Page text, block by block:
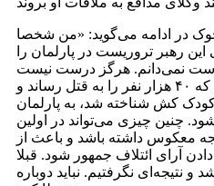
در ادامه می‌گوید: «من شخصا
این رهبر تروریست در پارلمان را
نمی‌دانم. هرگز درست نیست
تروریستی که ۴۰ هزار نفر را به قتل رساند و
کش شناخته شد، به پارلمان
چنین چیزی می‌تواند در اولین
معکوس داشته باشد و باعث از
آرای ائتلاف جمهور شود. قبلا
و نتیجه‌ای نگرفتیم. نباید دوباره